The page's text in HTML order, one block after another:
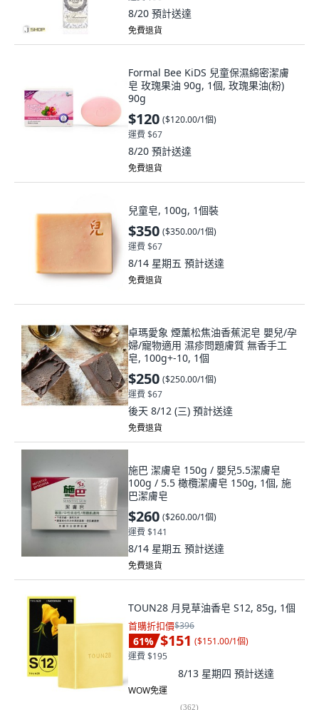
8/20 預計送達
免費退貨
Formal Bee KiDS 兒童保濕綿密潔膚
皂 玫瑰果油 90g, 1個, 玫瑰果油(粉)
90g
$120 ($120.00/1個)
運費 $67
8/20 預計送達
免費退貨
兒童皂, 100g, 1個裝
$350 ($350.00/1個)
運費 $67
8/14 星期五 預計送達
免費退貨
卓瑪愛象 煙薰松焦油香蕉泥皂 嬰兒/孕
婦/寵物適用 濕疹問題膚質 無香手工
皂, 100g+-10, 1個
$250 ($250.00/1個)
運費 $67
後天 8/12 (三) 預計送達
免費退貨
施巴 潔膚皂 150g / 嬰兒5.5潔膚皂
100g / 5.5 橄欖潔膚皂 150g, 1個, 施
巴潔膚皂
$260 ($260.00/1個)
運費 $141
8/14 星期五 預計送達
免費退貨
TOUN28 月見草油香皂 S12, 85g, 1個
首購折扣價$396
61% $151 ($151.00/1個)
運費 $195
8/13 星期四 預計送達
WOW免運
(362)